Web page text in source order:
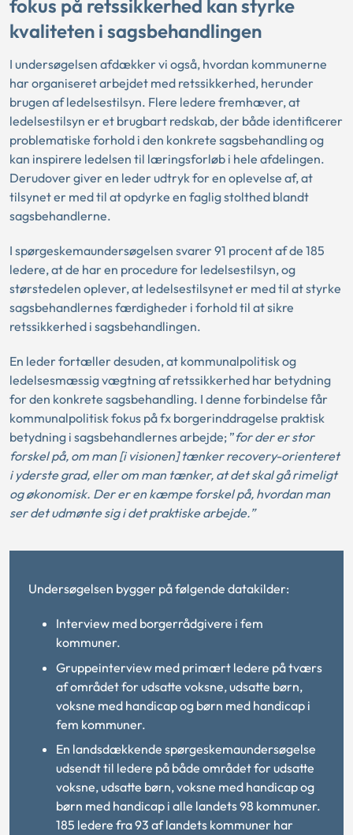
fokus på retssikkerhed kan styrke
kvaliteten i sagsbehandlingen
I undersøgelsen afdækker vi også, hvordan kommunerne
har organiseret arbejdet med retssikkerhed, herunder
brugen af ledelsestilsyn. Flere ledere fremhæver, at
ledelsestilsyn er et brugbart redskab, der både identificerer
problematiske forhold i den konkrete sagsbehandling og
kan inspirere ledelsen til læringsforløb i hele afdelingen.
Derudover giver en leder udtryk for en oplevelse af, at
tilsynet er med til at opdyrke en faglig stolthed blandt
sagsbehandlerne.
I spørgeskemaundersøgelsen svarer 91 procent af de 185
ledere, at de har en procedure for ledelsestilsyn, og
størstedelen oplever, at ledelsestilsynet er med til at styrke
sagsbehandlernes færdigheder i forhold til at sikre
retssikkerhed i sagsbehandlingen.
En leder fortæller desuden, at kommunalpolitisk og
ledelsesmæssig vægtning af retssikkerhed har betydning
for den konkrete sagsbehandling. I denne forbindelse får
kommunalpolitisk fokus på fx borgerinddragelse praktisk
betydning i sagsbehandlernes arbejde; ”for der er stor
forskel på, om man [i visionen] tænker recovery-orienteret
i yderste grad, eller om man tænker, at det skal gå rimeligt
og økonomisk. Der er en kæmpe forskel på, hvordan man
ser det udmønte sig i det praktiske arbejde.”
Undersøgelsen bygger på følgende datakilder:
Interview med borgerrådgivere i fem
kommuner.
Gruppeinterview med primært ledere på tværs
af området for udsatte voksne, udsatte børn,
voksne med handicap og børn med handicap i
fem kommuner.
En landsdækkende spørgeskemaundersøgelse
udsendt til ledere på både området for udsatte
voksne, udsatte børn, voksne med handicap og
børn med handicap i alle landets 98 kommuner.
185 ledere fra 93 af landets kommuner har